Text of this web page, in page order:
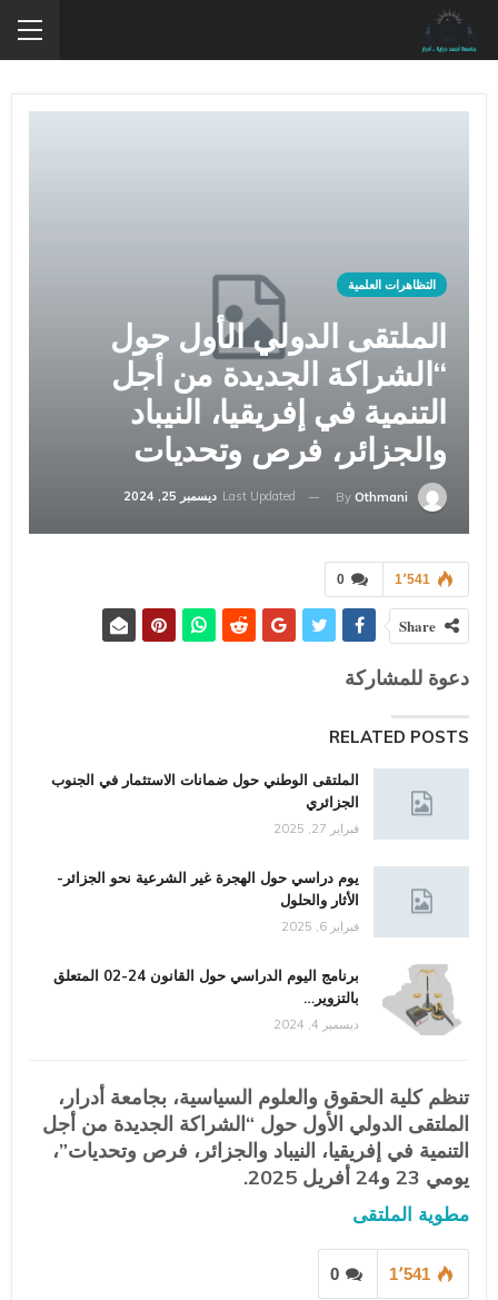
التظاهرات العلمية
الملتقى الدولي الأول حول
“الشراكة الجديدة من أجل
التنمية في إفريقيا، النيباد
والجزائر، فرص وتحديات
By Othmani
Last Updated ديسمبر 25, 2024
0 1٬541
Share
دعوة للمشاركة
RELATED POSTS
الملتقى الوطني حول ضمانات الاستثمار في الجنوب
الجزائري
فبراير 27, 2025
يوم دراسي حول الهجرة غير الشرعية نحو الجزائر-
اﻷثار والحلول
فبراير 6, 2025
برنامج اليوم الدراسي حول القانون 24-02 المتعلق
بالتزوير…
ديسمبر 4, 2024
تنظم كلية الحقوق والعلوم السياسية، بجامعة أدرار،
الملتقى الدولي الأول حول “الشراكة الجديدة من أجل
التنمية في إفريقيا، النيباد والجزائر، فرص وتحديات”،
يومي 23 و24 أفريل 2025.
مطوية الملتقى
0 1٬541